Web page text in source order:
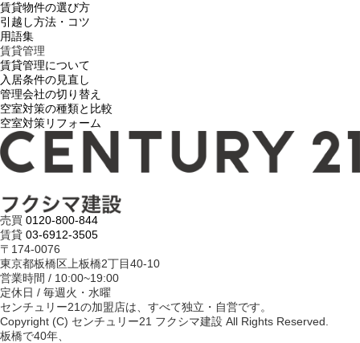
賃貸物件の選び方
引越し方法・コツ
用語集
賃貸管理
賃貸管理について
入居条件の見直し
管理会社の切り替え
空室対策の種類と比較
空室対策リフォーム
売買 0120-800-844
賃貸 03-6912-3505
〒174-0076
東京都板橋区上板橋2丁目40-10
営業時間 / 10:00~19:00
定休日 / 毎週火・水曜
センチュリー21の加盟店は、すべて独立・自営です。
Copyright (C) センチュリー21 フクシマ建設 All Rights Reserved.
板橋で40年、